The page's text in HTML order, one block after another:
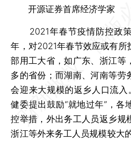
开源证券首席经济学家
2021年春节疫情防控政策
年，对2021年春节效应或有所
部用工大省，如广东、浙江等
多的省份；而湖南、河南等劳
会迎来大规模的返乡人口流入
健委提出鼓励“就地过年”，各
控举措，外出务工人员返乡规
浙江等外来务工人员规模较大